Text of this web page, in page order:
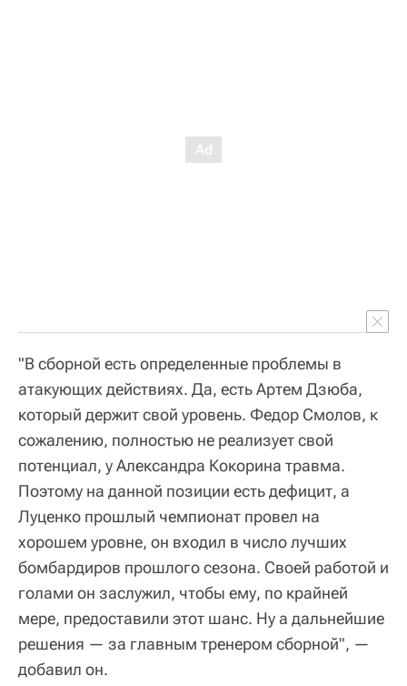
"В сборной есть определенные проблемы в
атакующих действиях. Да, есть Артем Дзюба,
который держит свой уровень. Федор Смолов, к
сожалению, полностью не реализует свой
потенциал, у Александра Кокорина травма.
Поэтому на данной позиции есть дефицит, а
Луценко прошлый чемпионат провел на
хорошем уровне, он входил в число лучших
бомбардиров прошлого сезона. Своей работой и
голами он заслужил, чтобы ему, по крайней
мере, предоставили этот шанс. Ну а дальнейшие
решения — за главным тренером сборной", —
добавил он.